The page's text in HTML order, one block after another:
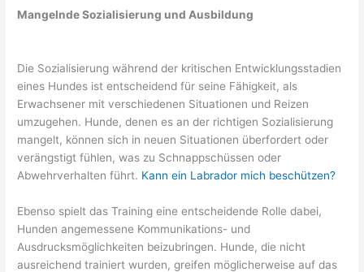
Mangelnde Sozialisierung und Ausbildung
Die Sozialisierung während der kritischen Entwicklungsstadien
eines Hundes ist entscheidend für seine Fähigkeit, als
Erwachsener mit verschiedenen Situationen und Reizen
umzugehen. Hunde, denen es an der richtigen Sozialisierung
mangelt, können sich in neuen Situationen überfordert oder
verängstigt fühlen, was zu Schnappschüssen oder
Abwehrverhalten führt. Kann ein Labrador mich beschützen?
Ebenso spielt das Training eine entscheidende Rolle dabei,
Hunden angemessene Kommunikations- und
Ausdrucksmöglichkeiten beizubringen. Hunde, die nicht
ausreichend trainiert wurden, greifen möglicherweise auf das